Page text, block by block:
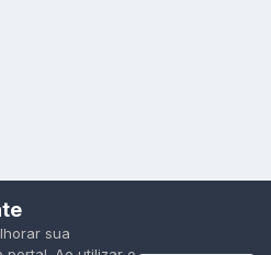
Privacidade
reservados.
Community
sua